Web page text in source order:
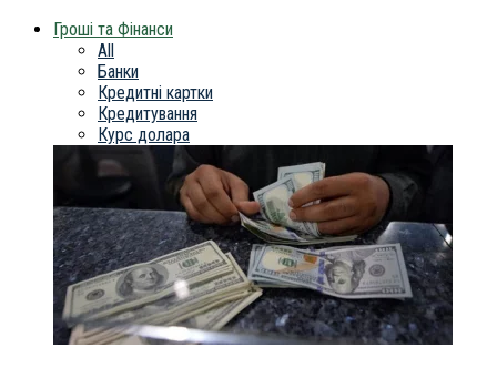
Гроші та Фінанси
All
Банки
Кредитні картки
Кредитування
Курс долара